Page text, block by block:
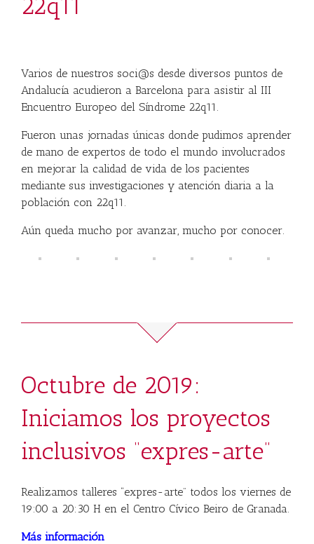
Varios de nuestros soci@s desde diversos puntos de
Andalucía acudieron a Barcelona para asistir al III
Encuentro Europeo del Síndrome 22q11.
Fueron unas jornadas únicas donde pudimos aprender
de mano de expertos de todo el mundo involucrados
en mejorar la calidad de vida de los pacientes
mediante sus investigaciones y atención diaria a la
población con 22q11.
Aún queda mucho por avanzar, mucho por conocer.
Octubre de 2019:
Iniciamos los proyectos
inclusivos “expres-arte”
Realizamos talleres “expres-arte” todos los viernes de
19:00 a 20:30 H en el Centro Cívico Beiro de Granada.
Más información